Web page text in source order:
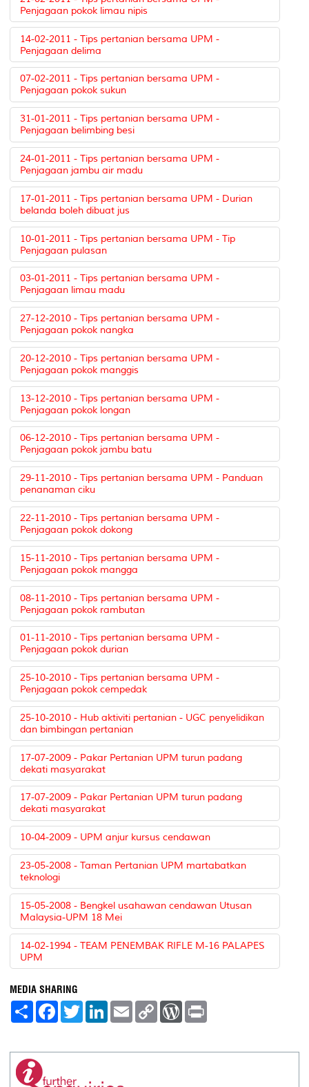
Penjagaan pokok limau nipis
14-02-2011 - Tips pertanian bersama UPM -
Penjagaan delima
07-02-2011 - Tips pertanian bersama UPM -
Penjagaan pokok sukun
31-01-2011 - Tips pertanian bersama UPM -
Penjagaan belimbing besi
24-01-2011 - Tips pertanian bersama UPM -
Penjagaan jambu air madu
17-01-2011 - Tips pertanian bersama UPM - Durian
belanda boleh dibuat jus
10-01-2011 - Tips pertanian bersama UPM - Tip
Penjagaan pulasan
03-01-2011 - Tips pertanian bersama UPM -
Penjagaan limau madu
27-12-2010 - Tips pertanian bersama UPM -
Penjagaan pokok nangka
20-12-2010 - Tips pertanian bersama UPM -
Penjagaan pokok manggis
13-12-2010 - Tips pertanian bersama UPM -
Penjagaan pokok longan
06-12-2010 - Tips pertanian bersama UPM -
Penjagaan pokok jambu batu
29-11-2010 - Tips pertanian bersama UPM - Panduan
penanaman ciku
22-11-2010 - Tips pertanian bersama UPM -
Penjagaan pokok dokong
15-11-2010 - Tips pertanian bersama UPM -
Penjagaan pokok mangga
08-11-2010 - Tips pertanian bersama UPM -
Penjagaan pokok rambutan
01-11-2010 - Tips pertanian bersama UPM -
Penjagaan pokok durian
25-10-2010 - Tips pertanian bersama UPM -
Penjagaan pokok cempedak
25-10-2010 - Hub aktiviti pertanian - UGC penyelidikan
dan bimbingan pertanian
17-07-2009 - Pakar Pertanian UPM turun padang
dekati masyarakat
17-07-2009 - Pakar Pertanian UPM turun padang
dekati masyarakat
10-04-2009 - UPM anjur kursus cendawan
23-05-2008 - Taman Pertanian UPM martabatkan
teknologi
15-05-2008 - Bengkel usahawan cendawan Utusan
Malaysia-UPM 18 Mei
14-02-1994 - TEAM PENEMBAK RIFLE M-16 PALAPES
UPM
MEDIA SHARING
S
e
F
a
b
k
T
w
t
L
e
n
E
m
l
C
L
W
P
t